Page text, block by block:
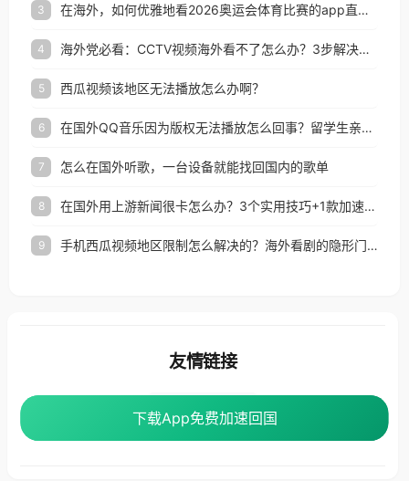
3 在海外，如何优雅地看2026奥运会体育比赛的app直播？
4 海外党必看：CCTV视频海外看不了怎么办？3步解决地区限制+追剧自由
5 西瓜视频该地区无法播放怎么办啊？
6 在国外QQ音乐因为版权无法播放怎么回事？留学生亲测有效的解决办法
7 怎么在国外听歌，一台设备就能找回国内的歌单
8 在国外用上游新闻很卡怎么办？3个实用技巧+1款加速器解决海外看国内内容难题
9 手机西瓜视频地区限制怎么解决的？海外看剧的隐形门与钥匙
下载App免费加速回国
下载App免费加速回国
友情链接